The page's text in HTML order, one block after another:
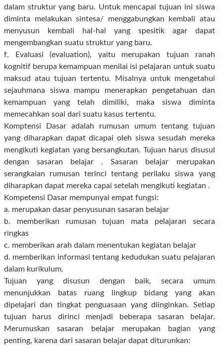
dalam struktur yang baru. Untuk mencapai tujuan ini siswa
diminta melakukan sintesa/ menggabungkan kembali atau
menyusun kembali hal-hal yang spesitik agar dapat
mengembangkan suatu struktur yang baru.
f. Evaluasi (evaluation), yaitu merupakan tujuan ranah
kognitif berupa kemampuan menilai isi pelajaran untuk suatu
maksud atau tujuan tertentu. Misalnya untuk mengetahui
sejauhmana siswa mampu menerapkan pengetahuan dan
kemampuan yang telah dimiliki, maka siswa diminta
memecahkan soal dari suatu kasus tertentu.
Komptensi Dasar adalah rumusan umum tentang tujuan
yang diharapkan dapat dicapai oleh siswa sesudah mereka
mengikuti kegiatan yang bersangkutan. Tujuan harus disusul
dengan sasaran belajar . Sasaran belajar merupakan
serangkaian rumusan terinci tentang perilaku siswa yang
diharapkan dapat mereka capai setelah mengikuti kegiatan .
Kompetensi Dasar mempunyai empat fungsi:
a. merupakan dasar penyusunan sasaran belajar
b. memberikan rumusan tujuan mata pelajaran secara
ringkas
c. memberikan arah dalam menentukan kegiatan belajar
d. memberikan informasi tentang kedudukan suatu pelajaran
dalam kurikulum.
Tujuan yang disusun dengan baik, secara umum
menunjukkan batas ruang lingkup bidang yang akan
dipelajari dan tingkat penguasaan yang diinginkan. Setiap
tujuan harus dirinci menjadi beberapa sasaran belajar.
Merumuskan sasaran belajar merupakan bagian yang
penting, karena dari sasaran belajar dapat diturunkan: